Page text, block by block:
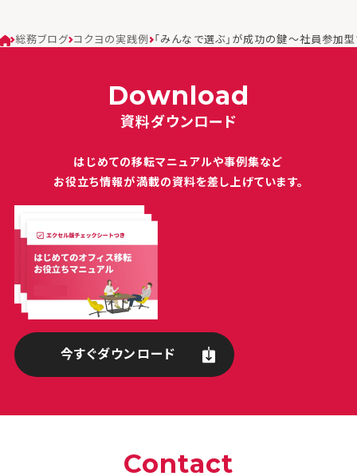
総務ブログ コクヨの実践例 「みんなで選ぶ」が成功の鍵～社員参加
Download
資料ダウンロード
はじめての移転マニュアルや事例集など
お役立ち情報が満載の資料を差し上げています。
今すぐダウンロード
Contact